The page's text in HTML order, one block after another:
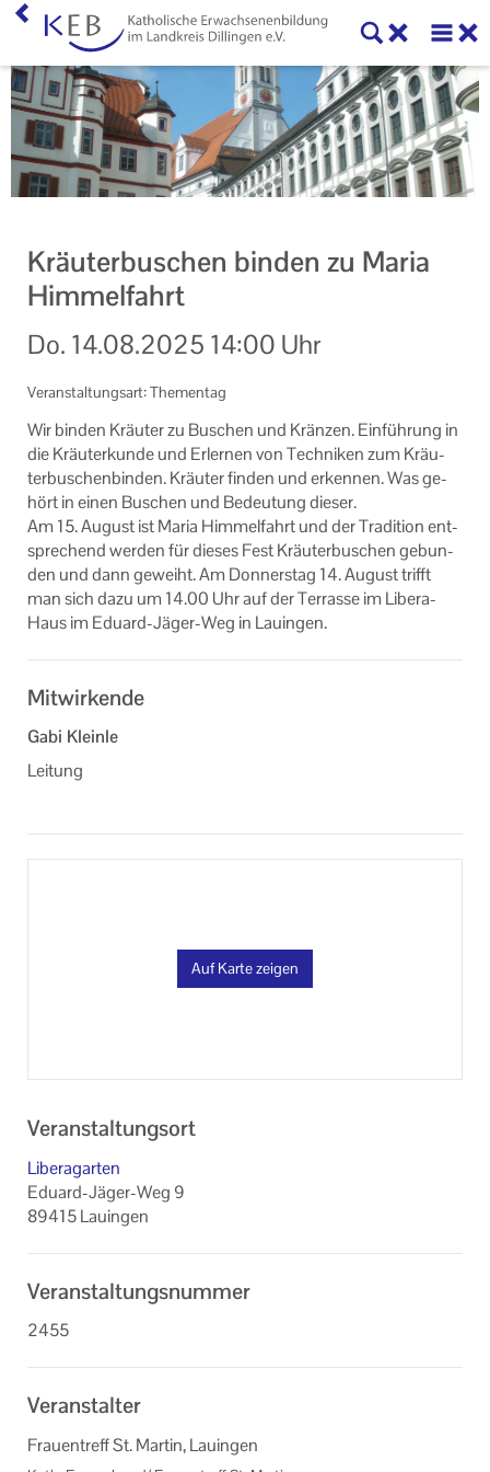
Kräuterbuschen binden zu Maria
Himmelfahrt
Do. 14.08.2025 14:00 Uhr
Veranstaltungsart: Thementag
Wir bin­den Kräu­ter zu Bu­schen und Krän­zen. Ein­füh­rung in
die Kräu­ter­kun­de und Er­ler­nen von Tech­ni­ken zum Kräu­
ter­bu­schen­bin­den. Kräu­ter fin­den und er­ken­nen. Was ge­
hört in einen Bu­schen und Be­deu­tung die­ser.
Am 15. Au­gust ist Maria Him­mel­fahrt und der Tra­di­ti­on ent­
spre­chend wer­den für die­ses Fest Kräu­ter­bu­schen ge­bun­
den und dann ge­weiht. Am Don­ners­tag 14. Au­gust trifft
man sich dazu um 14.00 Uhr auf der Ter­ras­se im Libera-​
Haus im Eduard-​Jäger-Weg in Lau­in­gen.
Mitwirkende
Gabi Kleinle
Leitung
Auf Karte zeigen
Veranstaltungsort
Liberagarten
Eduard-Jäger-Weg 9
89415 Lauingen
Veranstaltungsnummer
2455
Veranstalter
Frauentreff St. Martin, Lauingen
Home
KEB Dillingen
Willkommen
Vorstand und Beirat der KEB Dillingen
Eltern-Kind-Gruppen in der KEB Dillingen
Veranstaltungen der KEB Dillingen
Formulare
Unser Auftrag
Machen Sie mit!
Impressum
Datenschutzerklärung